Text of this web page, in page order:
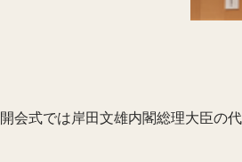
開会式では岸田文雄内閣総理大臣の